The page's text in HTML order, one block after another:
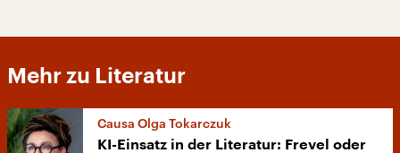
Mehr zu Literatur
Causa Olga Tokarczuk
KI-Einsatz in der Literatur: Frevel oder